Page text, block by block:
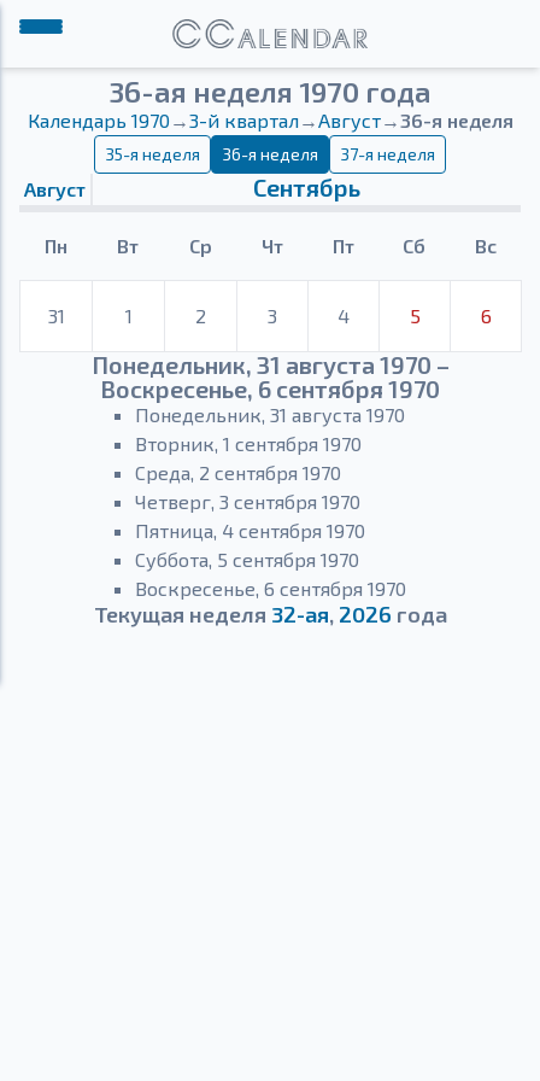
36-ая неделя 1970 года
Календарь 1970→3-й квартал→Август→36-я неделя
35-я неделя 36-я неделя 37-я неделя
Август Сентябрь
Пн Вт Ср Чт Пт Сб Вс
31 1 2 3 4 5 6
Понедельник, 31 августа 1970 –
Воскресенье, 6 сентября 1970
Понедельник, 31 августа 1970
Вторник, 1 сентября 1970
Среда, 2 сентября 1970
Четверг, 3 сентября 1970
Пятница, 4 сентября 1970
Суббота, 5 сентября 1970
Воскресенье, 6 сентября 1970
Текущая неделя 32-ая, 2026 года